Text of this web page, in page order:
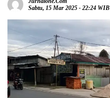
Sabtu, 15 Mar 2025 - 22:24 WIB